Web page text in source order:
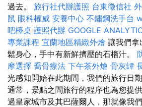
過去。 旅行社代辦護照 台東徵信社
鼠 眼科權威 安養中心 不鏽鋼洗手台
吧檯桌 護照代辦 GOOGLE
專業課程 宜蘭地區精緻外燴 讓我們拿
鬆身心，手中有新鮮擠壓的石榴汁。
摩選擇 喬骨療法 下午茶外燴 骨灰罈
光感知開始在此期間，我們的旅行日
通常，景點之間旅行的程序也為您提
過皇家城市及其巴薩爾人，那就像我